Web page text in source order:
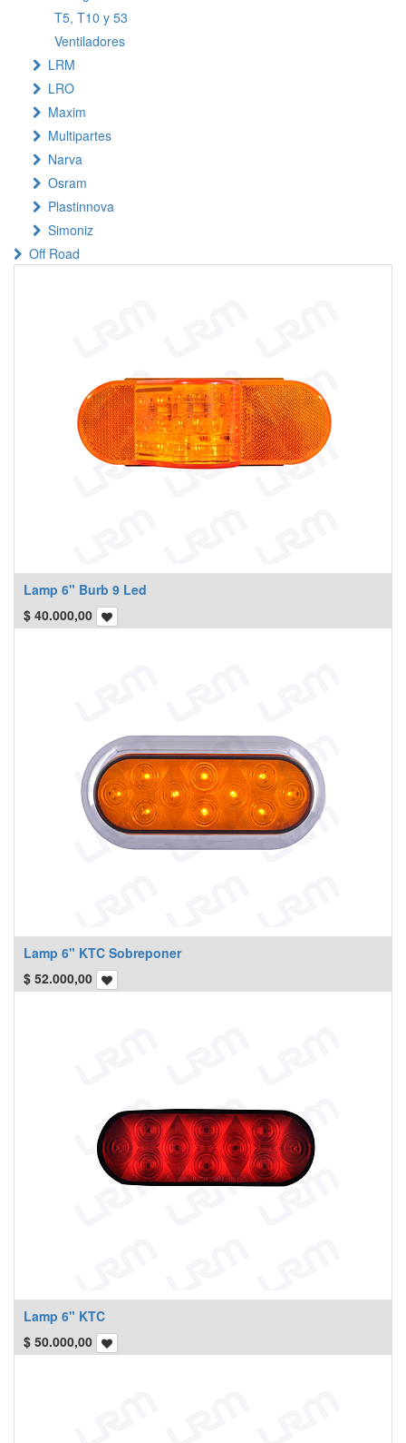
T5, T10 y 53
Ventiladores
LRM
LRO
Maxim
Multipartes
Narva
Osram
Plastinnova
Simoniz
Off Road
Lamp 6" Burb 9 Led
$ 40.000,00
Lamp 6" KTC Sobreponer
$ 52.000,00
Lamp 6" KTC
$ 50.000,00